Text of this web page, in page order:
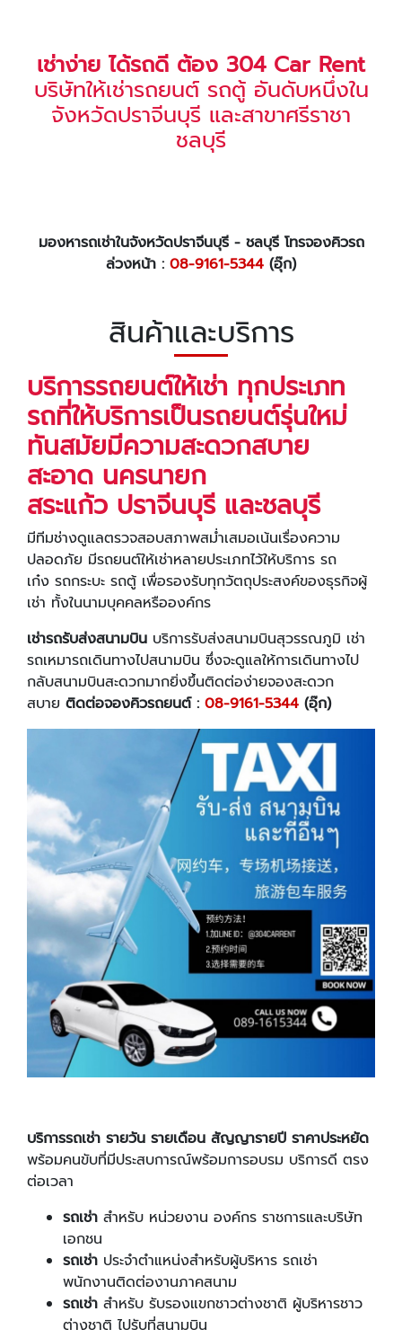
เช่าง่าย ได้รถดี ต้อง 304 Car Rent
บริษัทให้เช่ารถยนต์ รถตู้ อันดับหนึ่งใน
จังหวัดปราจีนบุรี และสาขาศรีราชา
ชลบุรี
มองหารถเช่าในจังหวัดปราจีนบุรี - ชลบุรี โทรจองคิวรถ
ล่วงหน้า : 08-9161-5344 (อุ๊ก)
สินค้าและบริการ
บริการรถยนต์ให้เช่า ทุกประเภท
รถที่ให้บริการเป็นรถยนต์รุ่นใหม่
ทันสมัยมีความสะดวกสบาย
สะอาด นครนายก
สระแก้ว ปราจีนบุรี และชลบุรี
มีทีมช่างดูแลตรวจสอบสภาพสม่ำเสมอเน้นเรื่องความ
ปลอดภัย มีรถยนต์ให้เช่าหลายประเภทไว้ให้บริการ รถ
เก๋ง รถกระบะ รถตู้ เพื่อรองรับทุกวัตถุประสงค์ของธุรกิจผู้
เช่า ทั้งในนามบุคคลหรือองค์กร
เช่ารถรับส่งสนามบิน บริการรับส่งสนามบินสุวรรณภูมิ เช่า
รถเหมารถเดินทางไปสนามบิน ซึ่งจะดูแลให้การเดินทางไป
กลับสนามบินสะดวกมากยิ่งขึ้นติดต่อง่ายจองสะดวก
สบาย ติดต่อจองคิวรถยนต์ : 08-9161-5344 (อุ๊ก)
บริการรถเช่า รายวัน รายเดือน สัญญารายปี ราคาประหยัด
พร้อมคนขับที่มีประสบการณ์พร้อมการอบรม บริการดี ตรง
ต่อเวลา
รถเช่า สำหรับ หน่วยงาน องค์กร ราชการและบริษัท
เอกชน
รถเช่า ประจำตำแหน่งสำหรับผู้บริหาร รถเช่า
พนักงานติดต่องานภาคสนาม
รถเช่า สำหรับ รับรองแขกชาวต่างชาติ ผู้บริหารชาว
ต่างชาติ ไปรับที่สนามบิน